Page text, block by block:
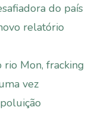
do país
relatório
Mon, fracking
vez